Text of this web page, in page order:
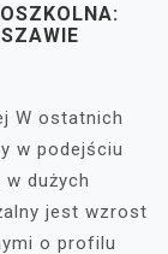
W ostatnich
w podejściu
dużych
jest wzrost
o profilu